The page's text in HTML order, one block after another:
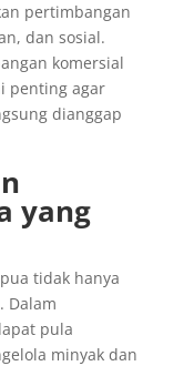
pertimbangan
dan sosial.
komersial
penting agar
dianggap
yang
tidak hanya
Dalam
pula
minyak dan